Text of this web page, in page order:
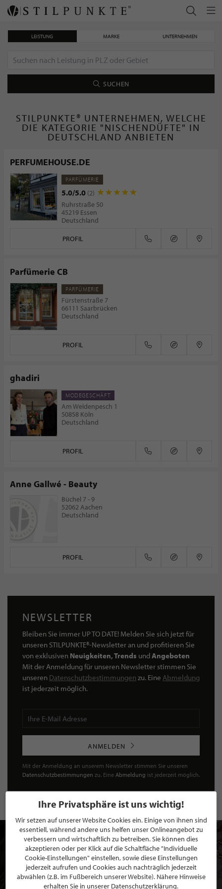
LEISTUNG MARKE UNTERNEHMEN
SUCHEN
STILPUNKTE® UNTERNEHMEN, WELCHE
DIE KATEGORIE "NISCHENDÜFTE" IN
DEUTSCHLAND ANBIETEN
PERFUMEHOUSE.DE
PARFÜMERIE
5.0/5.0 (2)
Ruhrstraße 50
45219 Essen
Deutschland
PROFIL
Parfümerie CB
PARFÜMERIE
Fürstenstraße 7
66111 Saarbrücken
Deutschland
PROFIL
ghadiri
MODEGESCHÄFT
Am Weidenpesch 1
50858 Köln
Deutschland
PROFIL
Anne Gallwé - Beauty
Büchel 7 - 9
52062 Aachen
Deutschland
PROFIL
NEWSLETTER
Bleiben Sie immer UP TO DATE! Melden Sie sich jetzt für
unseren STILPUNKTE®-Newsletter an und profitieren Sie
von exklusiven Neuigkeiten, Trends undAngeboten
Mit der Anmeldung für unseren Newsletter stimmen Sie
unseren Datenschutzbestimmungen zu. Eine Abmeldung
ist jederzeit möglich.
ANMELDEN
Mit der Anmeldung an unserem Newsletter stimmen Sie unseren
Datenschutzbestimmungen zu. Eine Abmeldung ist jederzeit möglich.
Ihre Privatsphäre ist uns wichtig!
Wir setzen auf unserer Website Cookies ein. Einige von ihnen sind
essentiell, während andere uns helfen unser Onlineangebot zu
verbessern und wirtschaftlich zu betreiben. Sie können dies
akzeptieren oder per Klick auf die Schaltfläche "Individuelle
Cookie-Einstellungen" einstellen, sowie diese Einstellungen
jederzeit aufrufen und Cookies auch nachträglich jederzeit
abwählen (z.B. im Fußbereich unserer Website). Nähere Hinweise
erhalten Sie in unserer Datenschutzerklärung.